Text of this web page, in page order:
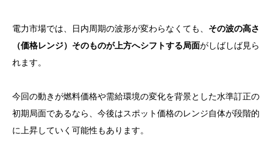
電力市場では、日内周期の波形が変わらなくても、 その波の高さ
（価格レンジ）そのものが上方へシフトする局面がしばしば見ら
れます。
今回の動きが燃料価格や需給環境の変化を背景とした水準訂正の
初期局面であるなら、今後はスポット価格のレンジ自体が段階的
に上昇していく可能性もあります。